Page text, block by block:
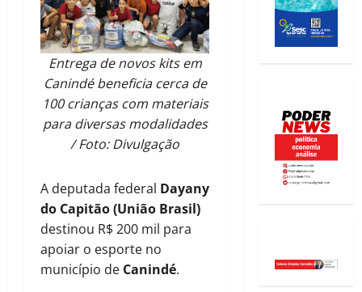
Entrega de novos kits em
Canindé beneficia cerca de
100 crianças com materiais
para diversas modalidades
/ Foto: Divulgação
A deputada federal Dayany
do Capitão (União Brasil)
destinou R$ 200 mil para
apoiar o esporte no
município de Canindé.